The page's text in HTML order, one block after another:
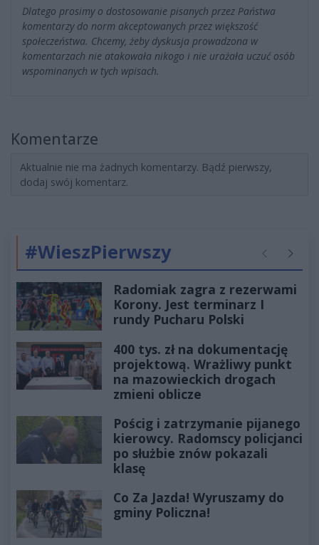
Dlatego prosimy o dostosowanie pisanych przez Państwa
komentarzy do norm akceptowanych przez większość
społeczeństwa. Chcemy, żeby dyskusja prowadzona w
komentarzach nie atakowała nikogo i nie urażała uczuć osób
wspominanych w tych wpisach.
Komentarze
Aktualnie nie ma żadnych komentarzy. Bądź pierwszy,
dodaj swój komentarz.
#WieszPierwszy Poprzednie
Radomiak zagra z rezerwami
Korony. Jest terminarz I
rundy Pucharu Polski
400 tys. zł na dokumentację
projektową. Wrażliwy punkt
na mazowieckich drogach
zmieni oblicze
Pościg i zatrzymanie pijanego
kierowcy. Radomscy policjanci
po służbie znów pokazali
klasę
Co Za Jazda! Wyruszamy do
gminy Policzna!